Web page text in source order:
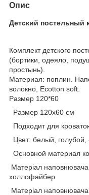
Опис
Детский постельный
Комплект детского
(бортики, одеяло,
простынь).
Материал: поплин.
волокно, Ecotton soft.
Размер 120*60
Размер 120х60 см
Подходит для
Цвет: белый, голубой,
Основной материал
Матеріал наповнювача
холлофайбер
Матеріал